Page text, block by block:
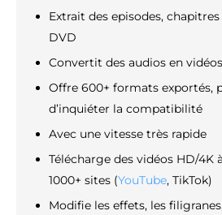
Extrait des episodes,
DVD
Convertit des audios en
Offre 600+ formats exportés,
d’inquiéter la compatibilité
Avec une vitesse très rapide
Télécharge des vidéos HD/4K
1000+ sites (YouTube, TikTok)
Modifie les effets, les